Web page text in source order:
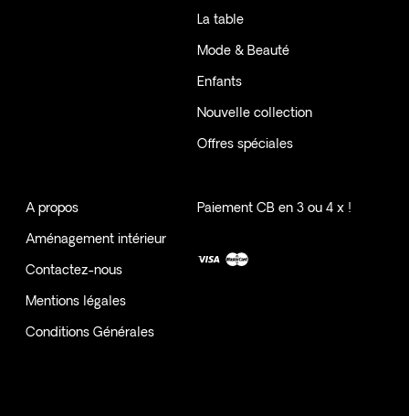
La table
Mode & Beauté
Enfants
Nouvelle collection
Offres spéciales
A propos
Aménagement intérieur
Contactez-nous
Mentions légales
Conditions Générales
Paiement CB en 3 ou 4 x !